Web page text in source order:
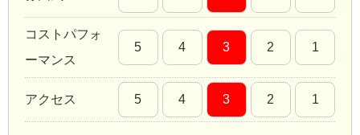
コストパフォ
ーマンス
5 4 3 2 1
アクセス 5 4 3 2 1